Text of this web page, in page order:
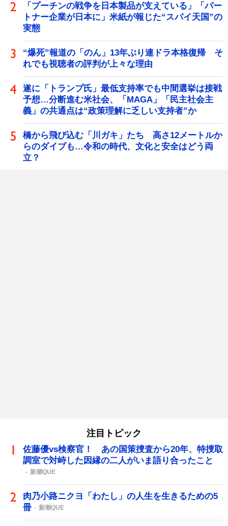
「プーチンの戦争を日本製品が支えている」「パー
トナー企業が日本に」米紙が報じた“スパイ天国”の
実態
“爆死”報道の「のん」13年ぶり連ドラ本格復帰 そ
れでも視聴者の評判が上々な理由
遂に「トランプ氏」最低支持率でも中間選挙は接戦
予想…分断進む米社会、「MAGA」「民主社会主
義」の共通点は“政策理解に乏しい支持者”か
橋から飛び込む「川ガキ」たち 高さ12メートルか
らのダイブも…令和の時代、文化と安全はどう両
立？
注目トピック
佐藤優vs検察官！ あの国策捜査から20年、特捜取
調室で対峙した因縁の二人がいま語り合ったこと
新潮QUE
肉乃小路ニクヨ「わたし」の人生を生きるための5
冊
新潮QUE